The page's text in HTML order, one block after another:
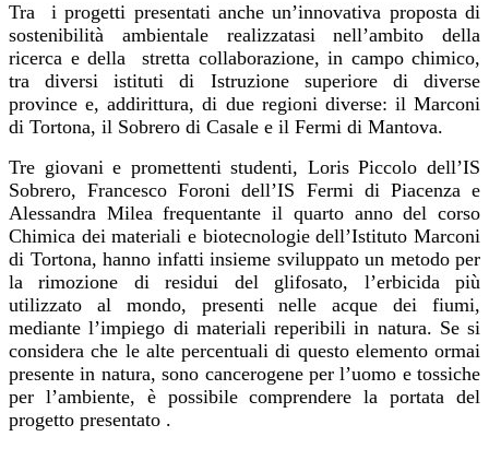
Tra i progetti presentati anche un’innovativa proposta di
sostenibilità ambientale realizzatasi nell’ambito della
ricerca e della stretta collaborazione, in campo chimico,
tra diversi istituti di Istruzione superiore di diverse
province e, addirittura, di due regioni diverse: il Marconi
di Tortona, il Sobrero di Casale e il Fermi di Mantova.
Tre giovani e promettenti studenti, Loris Piccolo dell’IS
Sobrero, Francesco Foroni dell’IS Fermi di Piacenza e
Alessandra Milea frequentante il quarto anno del corso
Chimica dei materiali e biotecnologie dell’Istituto Marconi
di Tortona, hanno infatti insieme sviluppato un metodo per
la rimozione di residui del glifosato, l’erbicida più
utilizzato al mondo, presenti nelle acque dei fiumi,
mediante l’impiego di materiali reperibili in natura. Se si
considera che le alte percentuali di questo elemento ormai
presente in natura, sono cancerogene per l’uomo e tossiche
per l’ambiente, è possibile comprendere la portata del
progetto presentato .